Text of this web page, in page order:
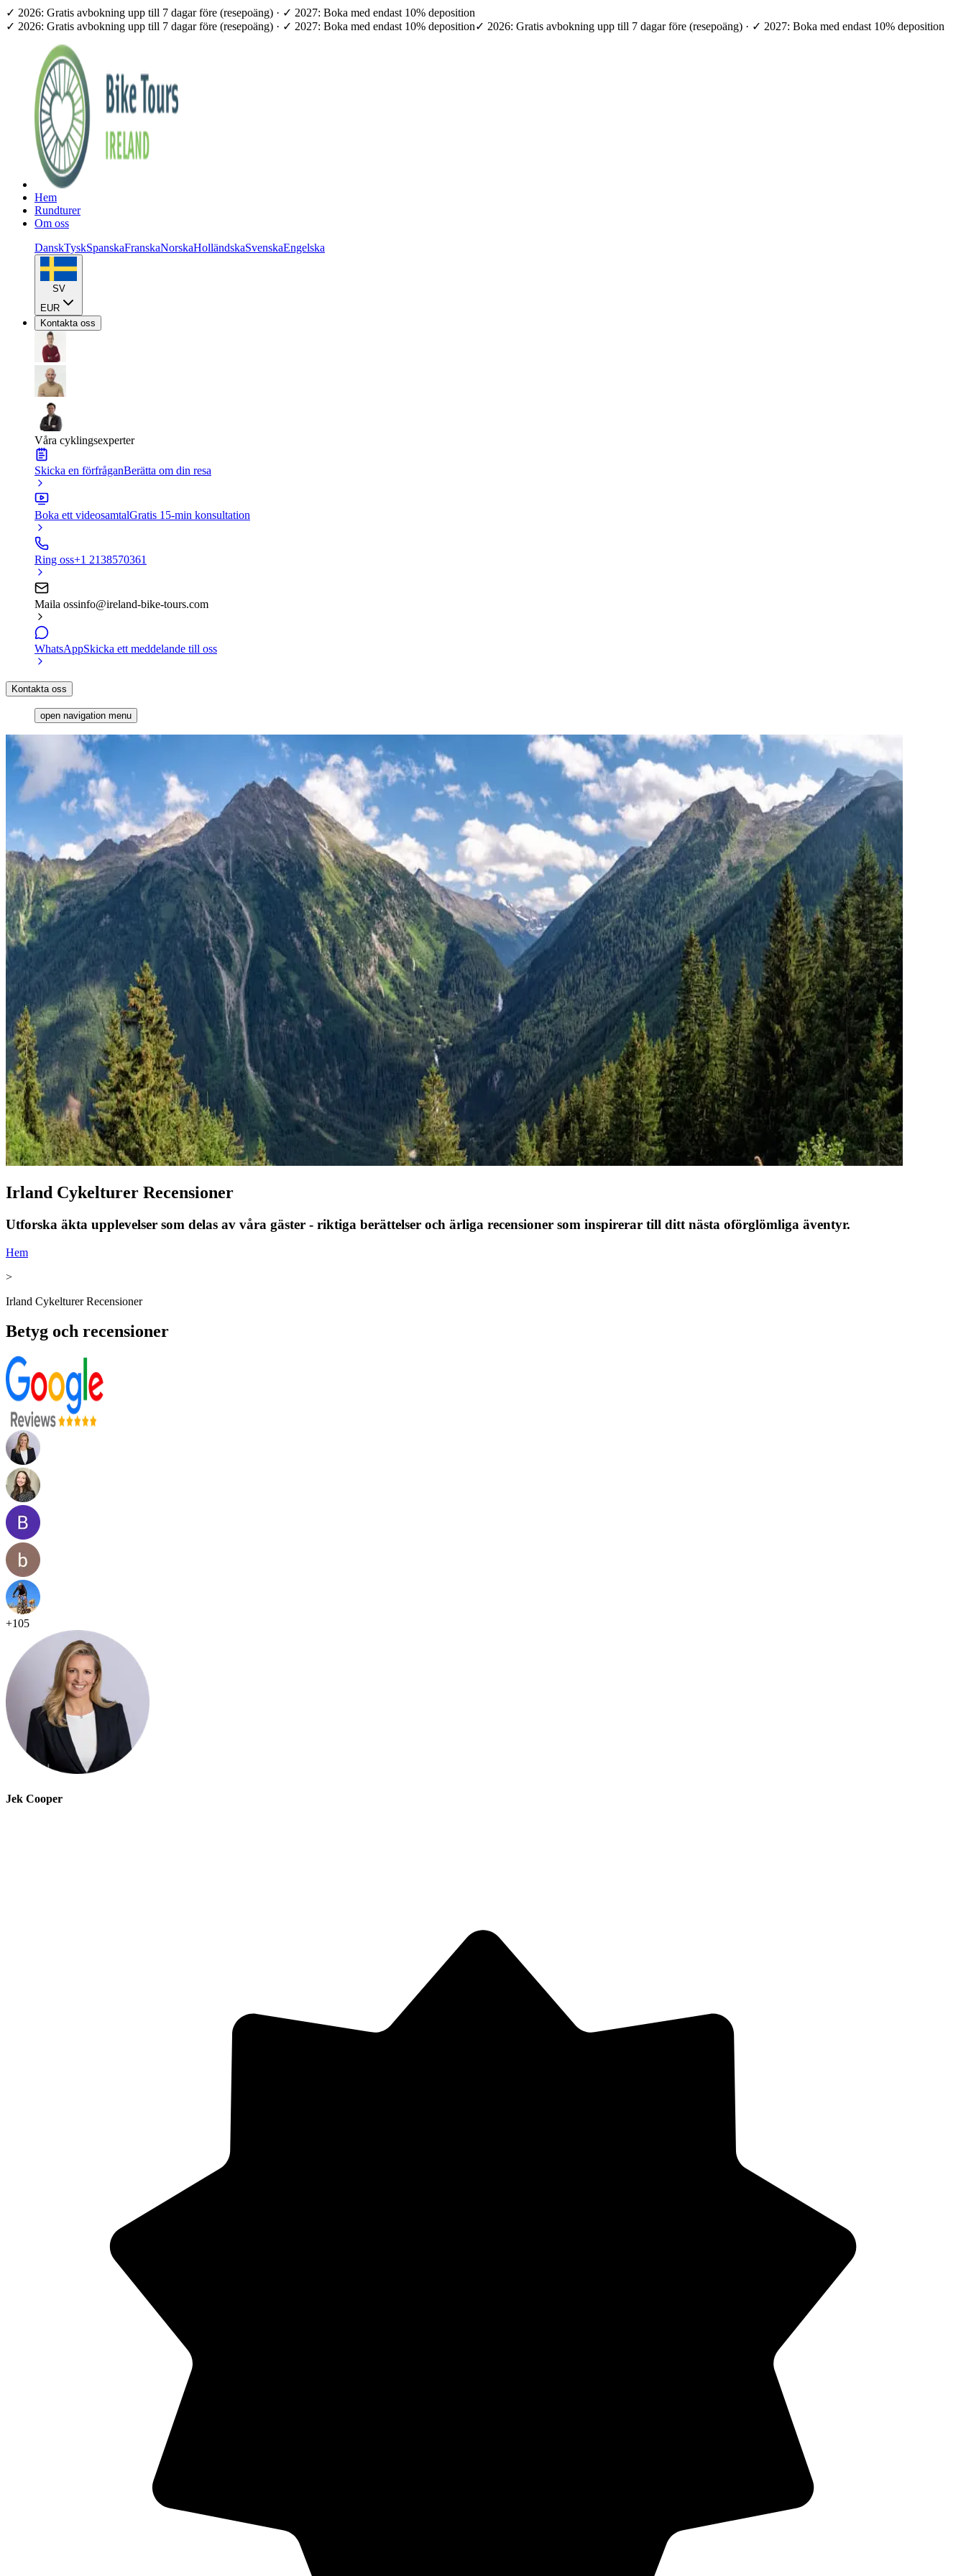
✓ 2026: Gratis avbokning upp till 7 dagar före (resepoäng) · ✓ 2027: Boka med endast 10% deposition
✓ 2026: Gratis avbokning upp till 7 dagar före (resepoäng) · ✓ 2027: Boka med endast 10% deposition✓ 2026: Gratis avbokning upp till 7 dagar före (resepoäng) · ✓ 2027: Boka med endast 10% deposition
Hem
Rundturer
Om oss
DanskTyskSpanskaFranskaNorskaHolländskaSvenskaEngelska
SV
EUR
Kontakta oss
Våra cyklingsexperter
Skicka en förfråganBerätta om din resa
Boka ett videosamtalGratis 15-min konsultation
Ring oss+1 2138570361
Maila ossinfo@ireland-bike-tours.com
WhatsAppSkicka ett meddelande till oss
Kontakta oss
open navigation menu
Irland Cykelturer Recensioner
Utforska äkta upplevelser som delas av våra gäster - riktiga berättelser och ärliga recensioner som inspirerar till ditt nästa oförglömliga äventyr.
Hem
>
Irland Cykelturer Recensioner
Betyg och recensioner
+105
Jek Cooper